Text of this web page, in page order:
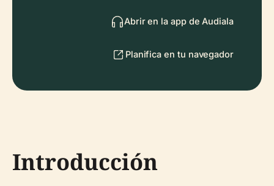
Abrir en la app de Audiala
Planifica en tu navegador
Introducción